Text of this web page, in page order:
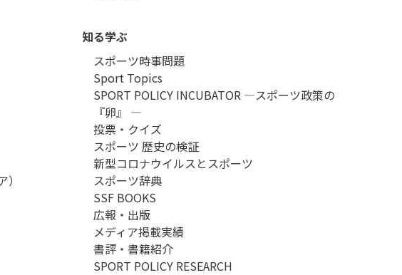
知る学ぶ
スポーツ時事問題
Sport Topics
SPORT POLICY INCUBATOR ―スポーツ政策の
『卵』 ―
投票・クイズ
スポーツ 歴史の検証
新型コロナウイルスとスポーツ
スポーツ辞典
SSF BOOKS
広報・出版
メディア掲載実績
書評・書籍紹介
SPORT POLICY RESEARCH